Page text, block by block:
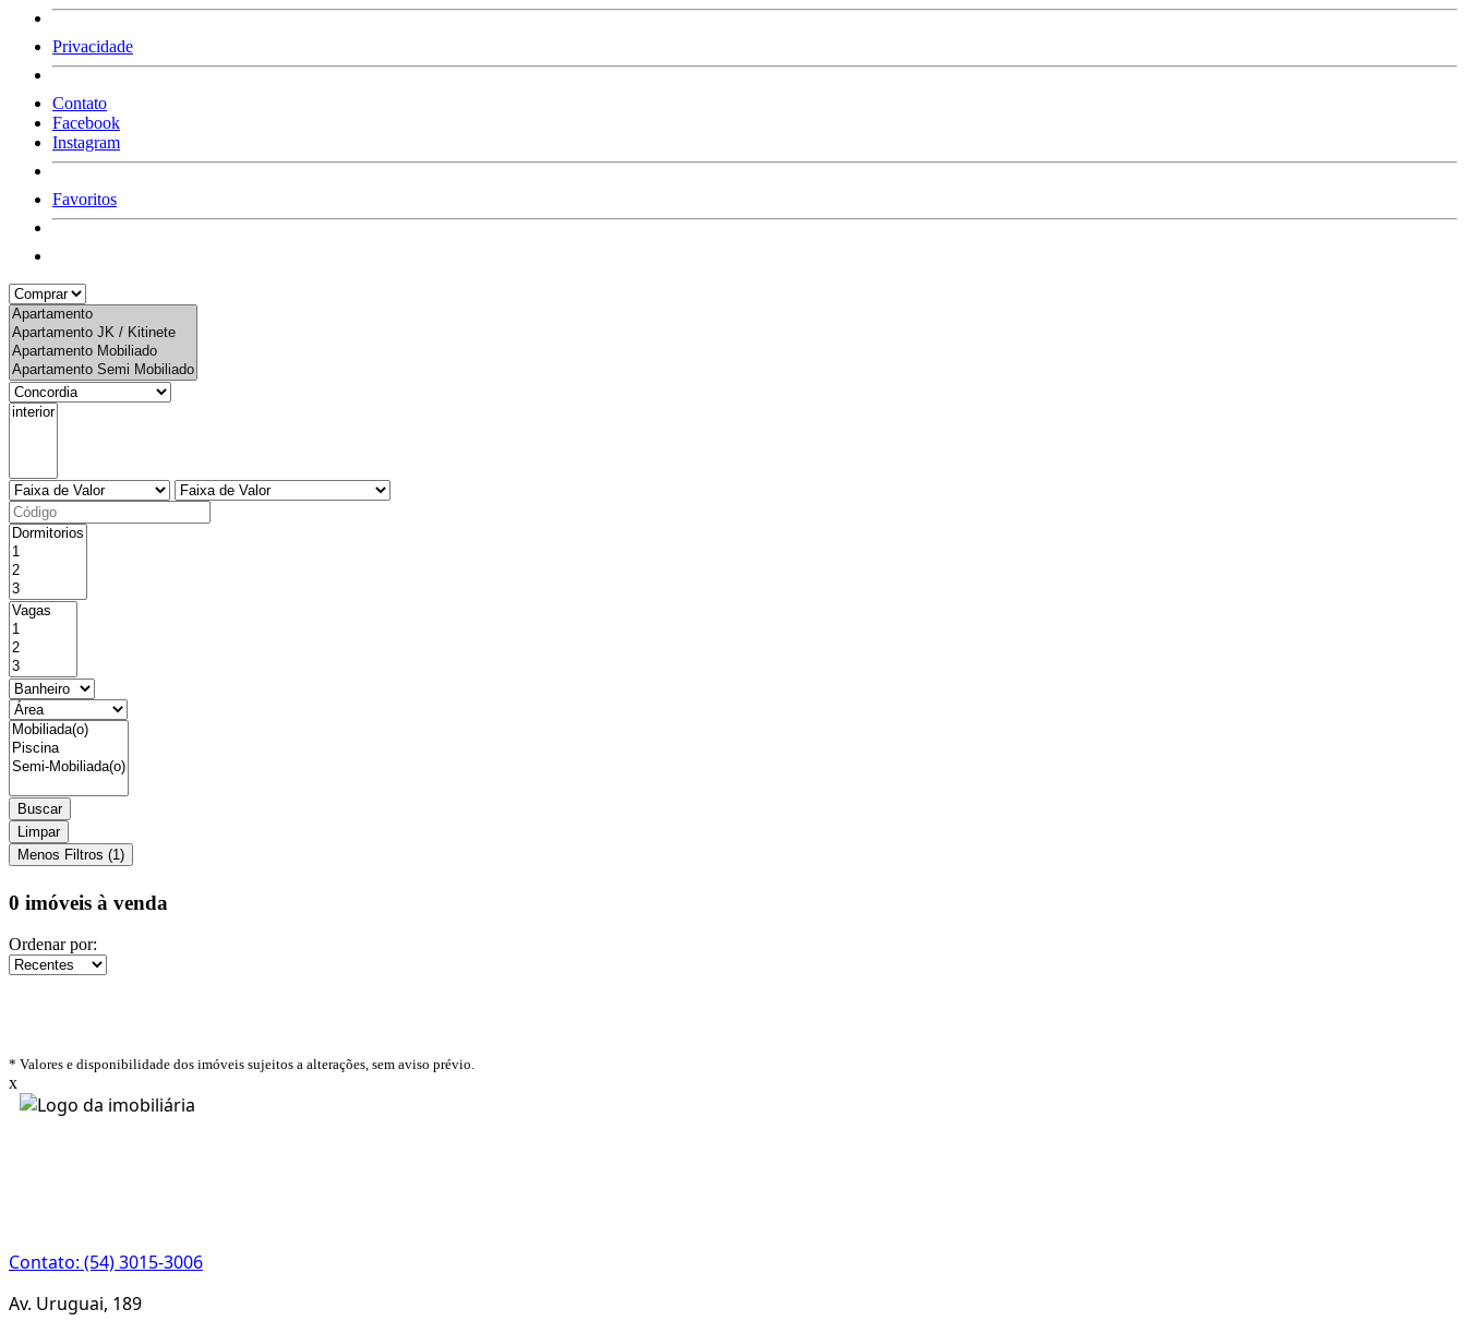
Privacidade
Contato
Facebook
Instagram
Favoritos
Buscar
Limpar
Menos Filtros (1)
0 imóveis à venda
Ordenar por:
* Valores e disponibilidade dos imóveis sujeitos a alterações, sem aviso prévio.
x
Contato: (54) 3015-3006
Av. Uruguai, 189